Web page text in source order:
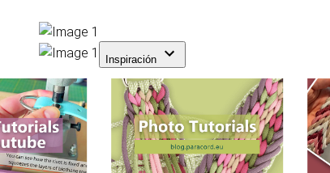
Inspiración